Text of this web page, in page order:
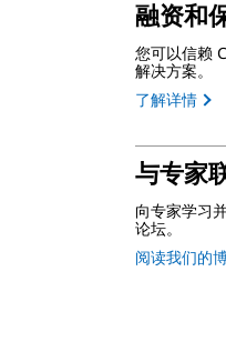
融资和
您可以信赖
解决方案。
了解详情
与专家
向专家学习
论坛。
阅读我们的